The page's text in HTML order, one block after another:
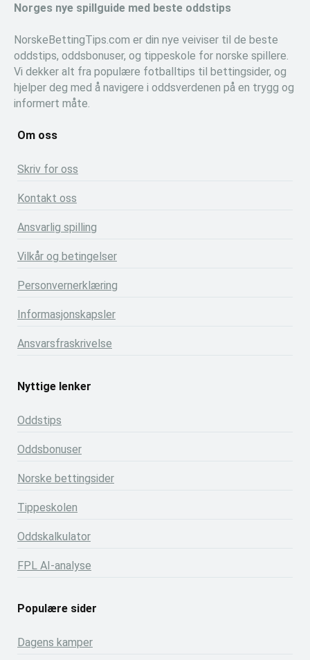
Norges nye spillguide med beste oddstips
NorskeBettingTips.com er din nye veiviser til de beste
oddstips, oddsbonuser, og tippeskole for norske spillere.
Vi dekker alt fra populære fotballtips til bettingsider, og
hjelper deg med å navigere i oddsverdenen på en trygg og
informert måte.
Om oss
Skriv for oss
Kontakt oss
Ansvarlig spilling
Vilkår og betingelser
Personvernerklæring
Informasjonskapsler
Ansvarsfraskrivelse
Nyttige lenker
Oddstips
Oddsbonuser
Norske bettingsider
Tippeskolen
Oddskalkulator
FPL AI-analyse
Populære sider
Dagens kamper